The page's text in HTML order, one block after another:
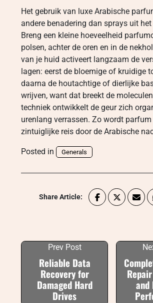
Het gebruik van luxe Arabische
andere benadering dan sprays uit het
Breng een kleine hoeveelheid
polsen, achter de oren en in de
van je huid activeert langzaam de
lagen: eerst de bloemige of kruidige
daarna de houtachtige of dierlijke
wrijven, want dat breekt de
techniek ontwikkelt de geur zich
urenlang verrassen. Zo wordt parfum
zintuiglijke reis door de Arabische
Posted in Generals
Share Article:
Prev Post
Reliable Data
Recovery for
Damaged Hard
Drives
and